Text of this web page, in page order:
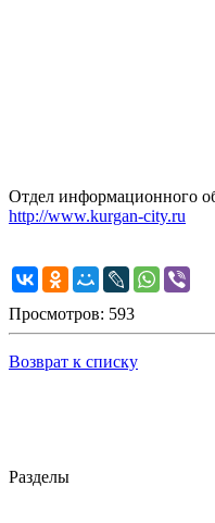
Отдел информационного
http://www.kurgan-city.ru
Просмотров: 593
Возврат к списку
Разделы